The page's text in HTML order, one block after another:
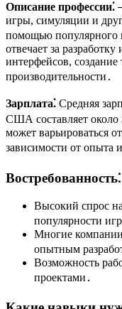
Описание профессии⁚
игры, симуляции и
помощью популярного
отвечает за
интерфейсов,
производительности․
Зарплата⁚ Средняя
США составляет около
может варьироваться
зависимости от опыта
Востребованность⁚
Высокий спрос
популярности
Многие
опытным
Возможность
проектами․